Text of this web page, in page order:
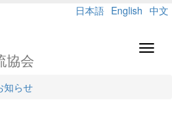
日本語 English 中文
協会
知らせ